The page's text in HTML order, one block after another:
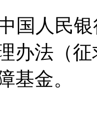
国人民
办法（
基金。